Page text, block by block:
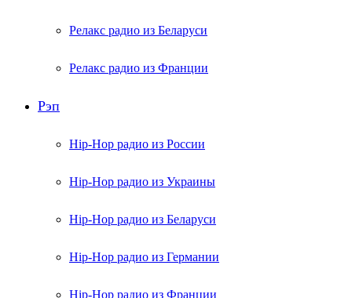
Релакс радио из Беларуси
Релакс радио из Франции
Рэп
Hip-Hop радио из России
Hip-Hop радио из Украины
Hip-Hop радио из Беларуси
Hip-Hop радио из Германии
Hip-Hop радио из Франции